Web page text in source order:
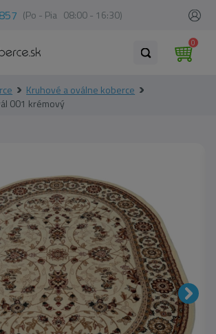
(Po - Pia 08:00 - 16:30)
0
Kruhové a oválne koberce
001 krémový